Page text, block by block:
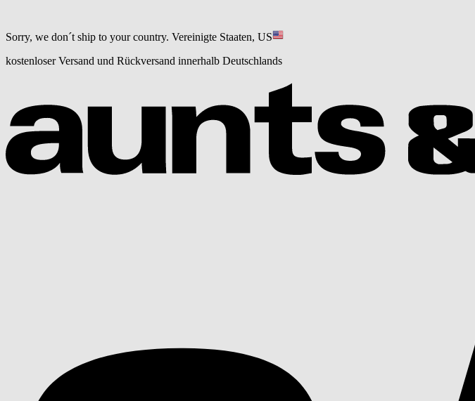
Sorry, we don´t ship to your country. Vereinigte Staaten, US
kostenloser Versand und Rückversand innerhalb Deutschlands